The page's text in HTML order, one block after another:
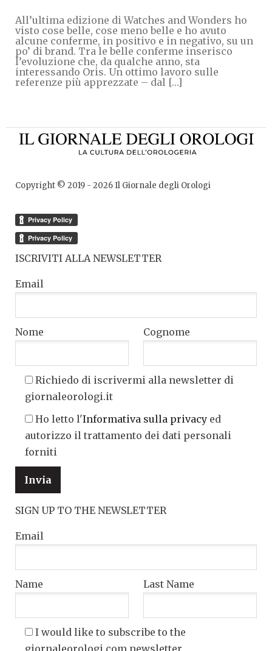
All’ultima edizione di Watches and Wonders ho
visto cose belle, cose meno belle e ho avuto
alcune conferme, in positivo e in negativo, su un
po’ di brand. Tra le belle conferme inserisco
l’evoluzione che, da qualche anno, sta
interessando Oris. Un ottimo lavoro sulle
referenze più apprezzate – dal […]
Copyright © 2019 - 2026Il Giornale degli Orologi
ISCRIVITI ALLA NEWSLETTER
Email
Nome Cognome
Richiedo di iscrivermi alla newsletter di
giornaleorologi.it
Ho letto l'Informativa sulla privacy ed
autorizzo il trattamento dei dati personali
forniti
SIGN UP TO THE NEWSLETTER
Email
Name Last Name
I would like to subscribe to the
giornaleorologi.com newsletter